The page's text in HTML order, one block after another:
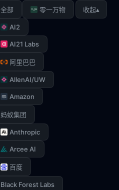
全部 零一万物
AI2
AI21 Labs
阿里巴巴
AllenAI/UW
Amazon
蚂蚁集团
Anthropic
Arcee AI
百度
Black Forest Labs
收起▴